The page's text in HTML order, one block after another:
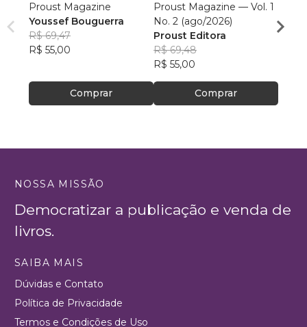
Proust Magazine
Youssef Bouguerra
R$ 69,47
R$ 55,00
Comprar
Proust Magazine — Vol. 1
No. 2 (ago/2026)
Proust Editora
R$ 69,48
R$ 55,00
Comprar
NOSSA MISSÃO
Democratizar a publicação e venda de
livros.
SAIBA MAIS
Dúvidas e Contato
Política de Privacidade
Termos e Condições de Uso